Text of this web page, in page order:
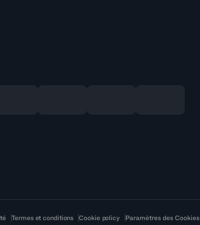
Termes et conditions Cookie policy Paramètres des Cookies